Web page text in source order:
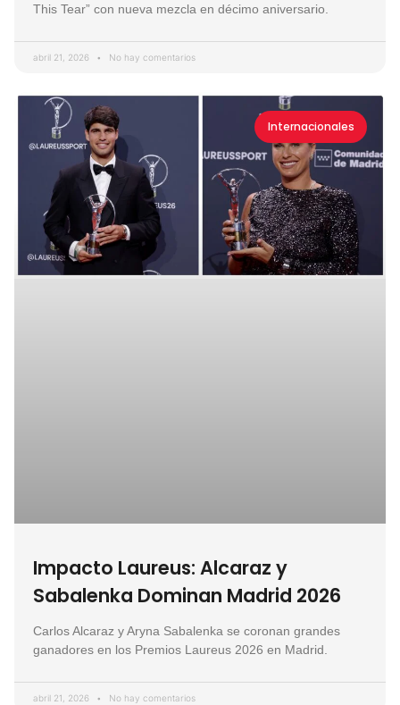
This Tear” con nueva mezcla en décimo aniversario.
abril 21, 2026 No hay comentarios
Internacionales
Impacto Laureus: Alcaraz y
Sabalenka Dominan Madrid 2026
Carlos Alcaraz y Aryna Sabalenka se coronan grandes
ganadores en los Premios Laureus 2026 en Madrid.
abril 21, 2026 No hay comentarios